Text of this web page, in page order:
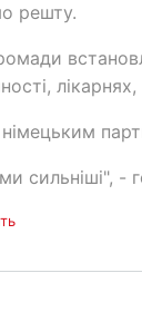
решту.
сильніші", -